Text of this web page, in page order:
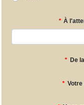
* À
* De
* Votre